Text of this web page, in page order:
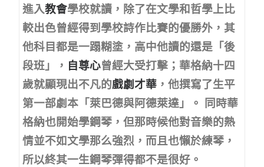
進入教會學校就讀，除了在文學和哲學上比
較出色曾經得到學校詩作比賽的優勝外，其
他科目都是一蹋糊塗，高中他讀的還是「後
段班」， 自尊心曾經大受打擊；華格納十四
歲就顯現出不凡的戲劇才華 ，他撰寫了生平
第一部劇本「萊巴德與阿德萊達」。 同時華
格納也開始學鋼琴，但那時候他對音樂的熱
情並不如文學那么強烈，而且也懶於練琴，
所以終其一生鋼琴彈得都不是很好。